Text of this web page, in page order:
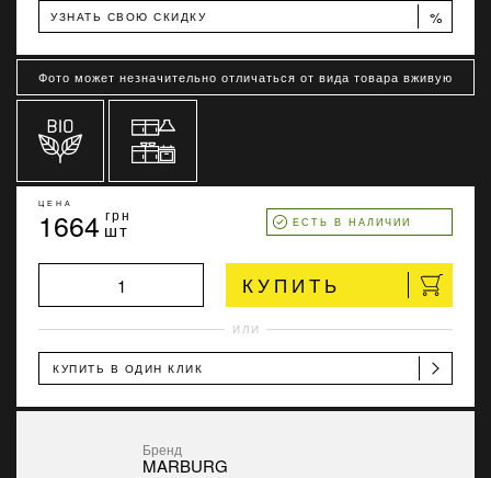
УЗНАТЬ СВОЮ СКИДКУ %
Фото может незначительно отличаться от вида товара вживую
ЦЕНА
1664 грн
шт ЕСТЬ В НАЛИЧИИ
КУПИТЬ
ИЛИ
КУПИТЬ В ОДИН КЛИК
Бренд
MARBURG